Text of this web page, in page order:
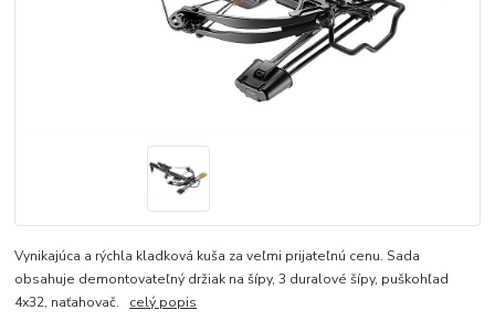
Vynikajúca a rýchla kladková kuša za veľmi prijateľnú cenu. Sada
obsahuje demontovateľný držiak na šípy, 3 duralové šípy, puškohľad
4x32, naťahovač. celý popis